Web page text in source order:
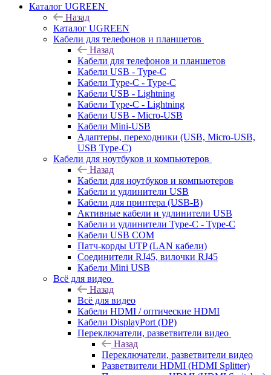
Каталог UGREEN
Назад
Каталог UGREEN
Кабели для телефонов и планшетов
Назад
Кабели для телефонов и планшетов
Кабели USB - Type-C
Кабели Type-C - Type-C
Кабели USB - Lightning
Кабели Type-C - Lightning
Кабели USB - Micro-USB
Кабели Mini-USB
Адаптеры, переходники (USB, Micro-USB,
USB Type-C)
Кабели для ноутбуков и компьютеров
Назад
Кабели для ноутбуков и компьютеров
Кабели и удлинители USB
Кабели для принтера (USB-B)
Активные кабели и удлинители USB
Кабели и удлинители Type-C - Type-C
Кабели USB COM
Патч-корды UTP (LAN кабели)
Соединители RJ45, вилочки RJ45
Кабели Mini USB
Всё для видео
Назад
Всё для видео
Кабели HDMI / оптические HDMI
Кабели DisplayPort (DP)
Переключатели, разветвители видео
Назад
Переключатели, разветвители видео
Разветвители HDMI (HDMI Splitter)